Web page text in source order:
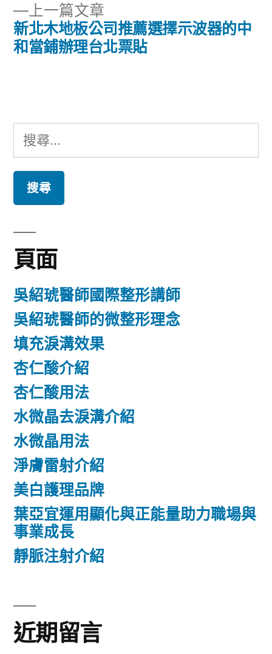
導
覽
上一篇文章
一
篇
新北木地板公司推薦選擇示波器的中
和當鋪辦理台北票貼
搜
尋
鍵
字:
頁面
吳紹琥醫師國際整形講師
吳紹琥醫師的微整形理念
填充淚溝效果
杏仁酸介紹
杏仁酸用法
水微晶去淚溝介紹
水微晶用法
淨膚雷射介紹
美白護理品牌
葉亞宜運用顯化與正能量助力職場與
事業成長
靜脈注射介紹
近期留言